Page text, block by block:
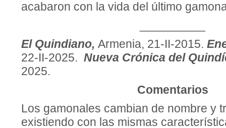
acabaron con la vida del último
El Quindiano, Armenia, 21-II-2015.
22-II-2025. Nueva Crónica del
2025.
Comentarios
Los gamonales cambian de nombre y
existiendo con las mismas